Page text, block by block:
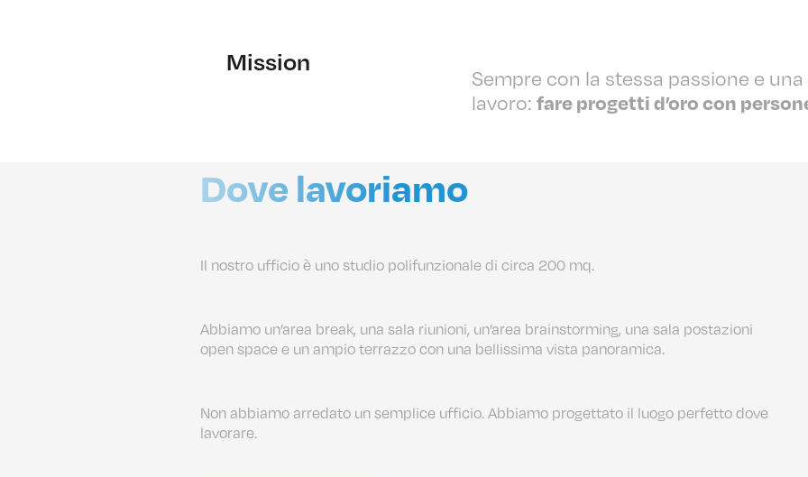
Mission
Sempre con la stessa passione e
lavoro:fare progetti d’oro con
Dove lavoriamo
Il nostro ufficio è uno studio polifunzionale di circa 200 mq.
Abbiamo un’area break, una sala riunioni, un’area brainstorming, una sala postazioni
open space e un ampio terrazzo con una bellissima vista panoramica.
Non abbiamo arredato un semplice ufficio. Abbiamo progettato il luogo perfetto dove
lavorare.